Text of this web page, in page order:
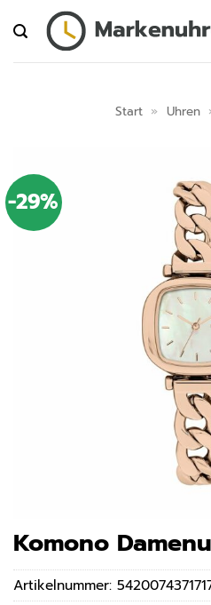
Inhalt
springen
Start » Uhren
-29%
Komono
Artikelnummer: